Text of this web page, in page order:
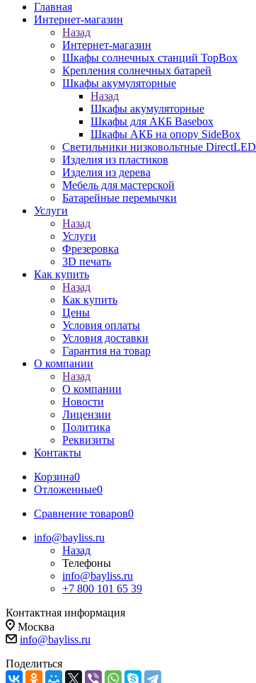
Главная
Интернет-магазин
Назад
Интернет-магазин
Шкафы солнечных станций TopBox
Крепления солнечных батарей
Шкафы акумуляторные
Назад
Шкафы акумуляторные
Шкафы для АКБ Basebox
Шкафы АКБ на опору SideBox
Светильники низковольтные DirectLED
Изделия из пластиков
Изделия из дерева
Мебель для мастерской
Батарейные перемычки
Услуги
Назад
Услуги
Фрезеровка
3D печать
Как купить
Назад
Как купить
Цены
Условия оплаты
Условия доставки
Гарантия на товар
О компании
Назад
О компании
Новости
Лицензии
Политика
Реквизиты
Контакты
Корзина0
Отложенные0
Сравнение товаров0
info@bayliss.ru
Назад
Телефоны
info@bayliss.ru
+7 800 101 65 39
Контактная информация
Москва
info@bayliss.ru
Поделиться